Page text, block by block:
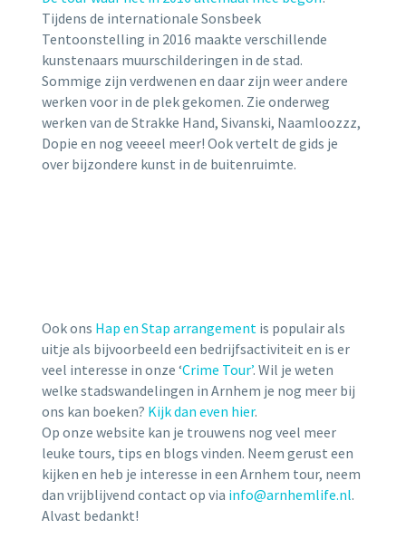
Tijdens de internationale Sonsbeek
Tentoonstelling in 2016 maakte verschillende
kunstenaars muurschilderingen in de stad.
Sommige zijn verdwenen en daar zijn weer andere
werken voor in de plek gekomen. Zie onderweg
werken van de Strakke Hand, Sivanski, Naamloozzz,
Dopie en nog veeeel meer! Ook vertelt de gids je
over bijzondere kunst in de buitenruimte.
Ook ons Hap en Stap arrangement is populair als
uitje als bijvoorbeeld een bedrijfsactiviteit en is er
veel interesse in onze ‘Crime Tour’. Wil je weten
welke stadswandelingen in Arnhem je nog meer bij
ons kan boeken? Kijk dan even hier.
Op onze website kan je trouwens nog veel meer
leuke tours, tips en blogs vinden. Neem gerust een
kijken en heb je interesse in een Arnhem tour, neem
dan vrijblijvend contact op via info@arnhemlife.nl.
Alvast bedankt!